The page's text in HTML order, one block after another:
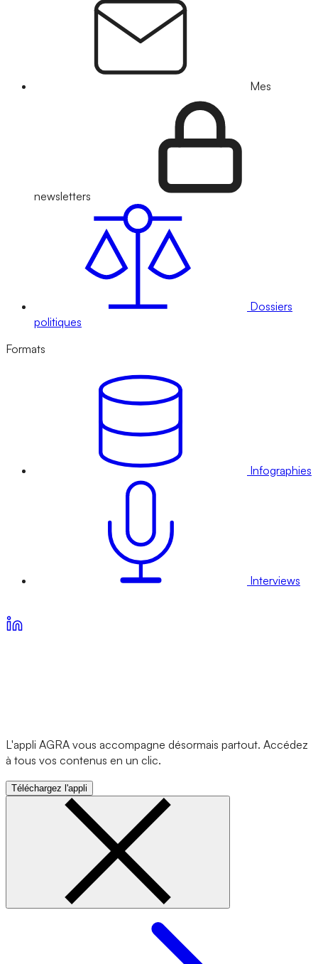
Mes
newsletters
Dossiers
politiques
Formats
Infographies
Interviews
L'appli AGRA vous accompagne désormais partout. Accédez
à tous vos contenus en un clic.
Téléchargez l'appli